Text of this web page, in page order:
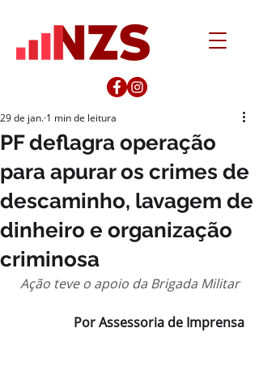
PF deflagra operação
para apurar os crimes de
descaminho, lavagem de
dinheiro e organização
criminosa
29 de jan. 1 min de leitura
Ação teve o apoio da Brigada Militar
Por Assessoria de Imprensa